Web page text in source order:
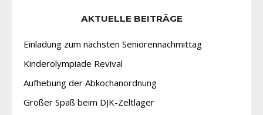
AKTUELLE BEITRÄGE
Einladung zum nächsten Seniorennachmittag
Kinderolympiade Revival
Aufhebung der Abkochanordnung
Großer Spaß beim DJK-Zeltlager